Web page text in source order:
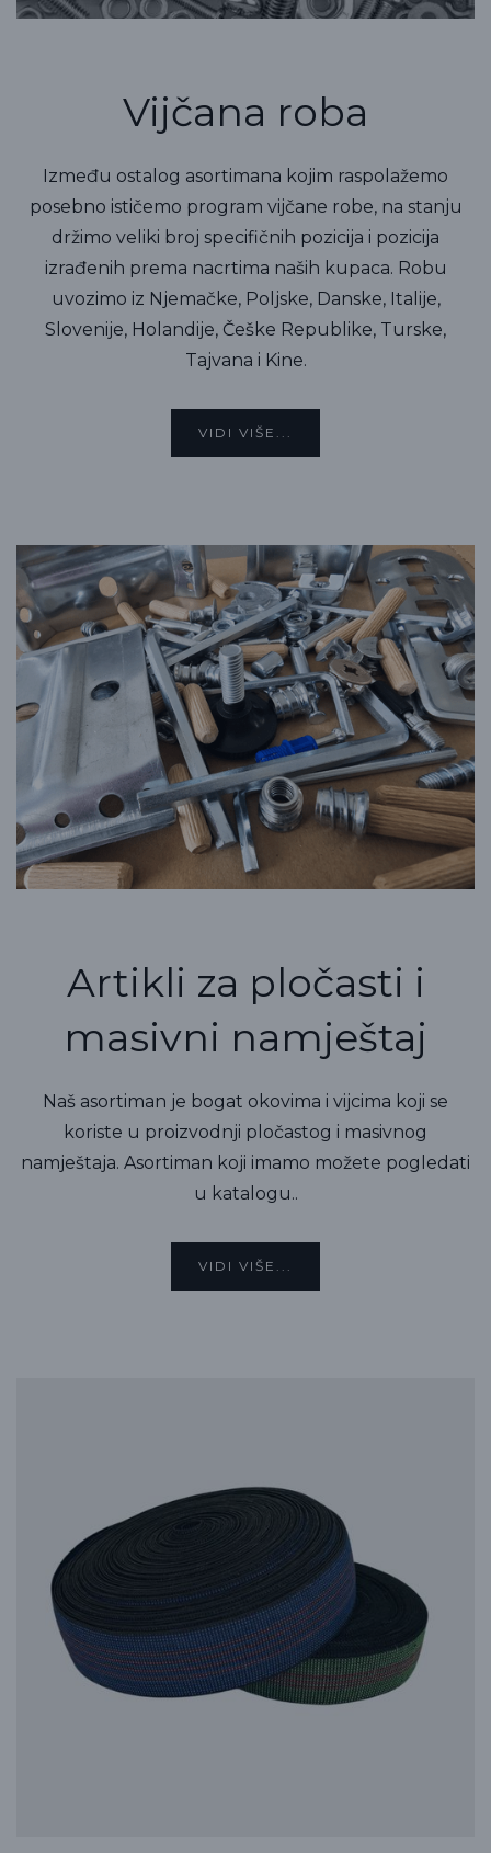
Vijčana roba
Između ostalog asortimana kojim raspolažemo
posebno ističemo program vijčane robe, na stanju
držimo veliki broj specifičnih pozicija i pozicija
izrađenih prema nacrtima naših kupaca. Robu
uvozimo iz Njemačke, Poljske, Danske, Italije,
Slovenije, Holandije, Češke Republike, Turske,
Tajvana i Kine.
VIDI VIŠE...
Artikli za pločasti i
masivni namještaj
Naš asortiman je bogat okovima i vijcima koji se
koriste u proizvodnji pločastog i masivnog
namještaja. Asortiman koji imamo možete pogledati
u katalogu..
VIDI VIŠE...